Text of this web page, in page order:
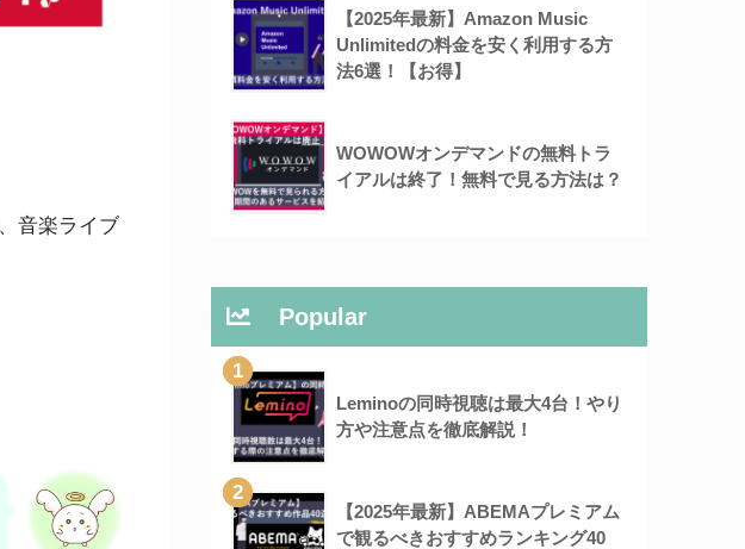
音楽ライブ
【2025年最新】Amazon Music
Unlimitedの料金を安く利用する方
法6選！【お得】
WOWOWオンデマンドの無料トラ
イアルは終了！無料で見る方法は？
Popular
1
Leminoの同時視聴は最大4台！やり
方や注意点を徹底解説！
2
【2025年最新】ABEMAプレミアム
で観るべきおすすめランキング40